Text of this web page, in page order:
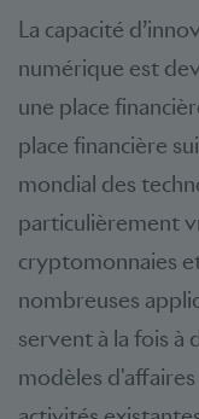
La capacité
numérique est
une place
place financière
mondial des
particulièrement
cryptomonnaies
nombreuses
servent à la fois à
modèles